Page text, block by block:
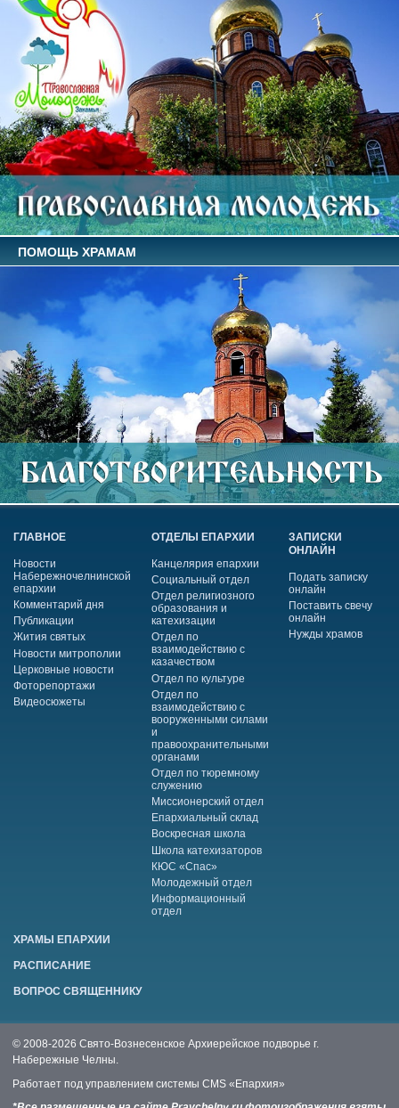
ПОМОЩЬ ХРАМАМ
ГЛАВНОЕ
Новости
Набережночелнинской
епархии
Комментарий дня
Публикации
Жития святых
Новости митрополии
Церковные новости
Фоторепортажи
Видеосюжеты
ОТДЕЛЫ ЕПАРХИИ
Канцелярия епархии
Социальный отдел
Отдел религиозного
образования и
катехизации
Отдел по
взаимодействию с
казачеством
Отдел по культуре
Отдел по
взаимодействию с
вооруженными силами
и
правоохранительными
органами
Отдел по тюремному
служению
Миссионерский отдел
Епархиальный склад
Воскресная школа
Школа катехизаторов
КЮС «Спас»
Молодежный отдел
Информационный
отдел
ЗАПИСКИ
ОНЛАЙН
Подать записку
онлайн
Поставить свечу
онлайн
Нужды храмов
ХРАМЫ ЕПАРХИИ
РАСПИСАНИЕ
ВОПРОС СВЯЩЕННИКУ
© 2008-2026 Свято-Вознесенское Архиерейское подворье г.
Набережные Челны.
Работает под управлением системы CMS «Епархия»